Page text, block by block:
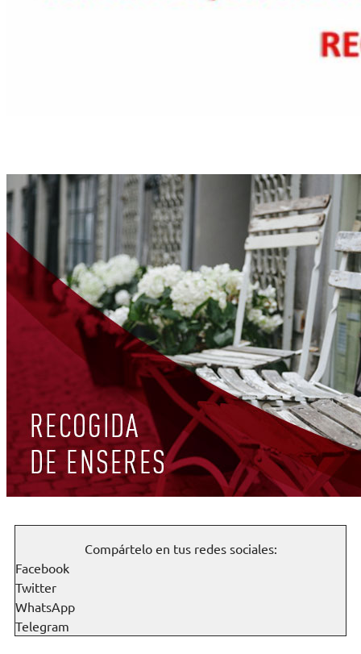
Compártelo en tus redes sociales:
Facebook
Twitter
WhatsApp
Telegram